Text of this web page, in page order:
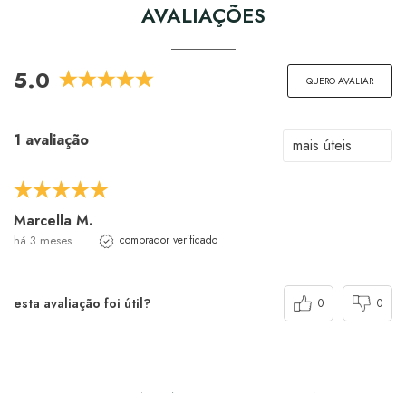
AVALIAÇÕES
5.0 QUERO AVALIAR
1 avaliação
Marcella M.
há 3 meses comprador verificado
esta avaliação foi útil? 0 0